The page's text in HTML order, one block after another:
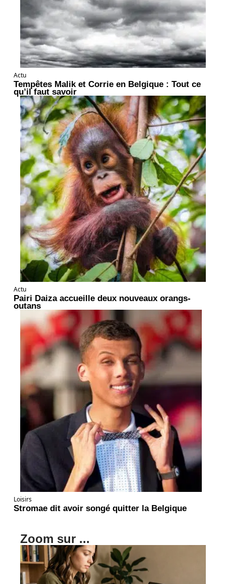
Actu
Tempêtes Malik et Corrie en Belgique : Tout ce
qu’il faut savoir
Actu
Pairi Daiza accueille deux nouveaux orangs-
outans
Loisirs
Stromae dit avoir songé quitter la Belgique
Zoom sur ...